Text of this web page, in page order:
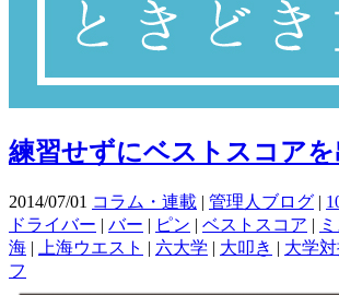
練習せずにベストスコア
2014/07/01 コラム・連載 | 管理人ブログ |
ドライバー | バー | ピン | ベストスコア |
海 | 上海ウエスト | 六大学 | 大叩き | 大学
フ